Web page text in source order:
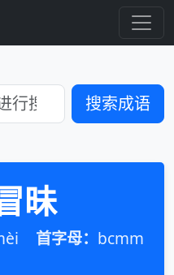
搜索成语
昧
首字母： bcmm